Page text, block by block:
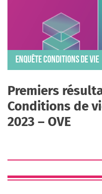
Nous contacter
Nous suivre
ENQUÊTE CONDITIONS DE VIE
Premiers
Conditions de
2023 – OVE